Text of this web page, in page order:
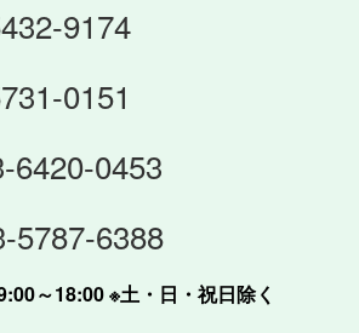
9174
0151
6420-0453
5787-6388
～18:00 ※土・日・祝日除く